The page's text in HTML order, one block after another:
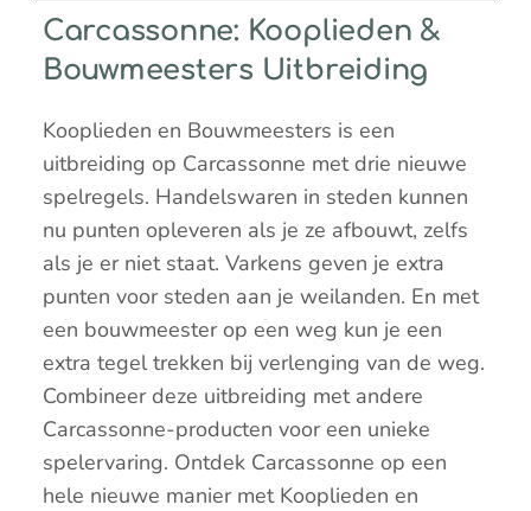
Carcassonne: Kooplieden &
Bouwmeesters Uitbreiding
Kooplieden en Bouwmeesters is een
uitbreiding op Carcassonne met drie nieuwe
spelregels. Handelswaren in steden kunnen
nu punten opleveren als je ze afbouwt, zelfs
als je er niet staat. Varkens geven je extra
punten voor steden aan je weilanden. En met
een bouwmeester op een weg kun je een
extra tegel trekken bij verlenging van de weg.
Combineer deze uitbreiding met andere
Carcassonne-producten voor een unieke
spelervaring. Ontdek Carcassonne op een
hele nieuwe manier met Kooplieden en